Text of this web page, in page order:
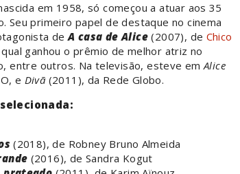
em 1958, só começou a atuar aos 35
Seu primeiro papel de destaque no cinema
deA casa de Alice (2007), de Chico
ganhou o prêmio de melhor atriz no
entre outros. Na televisão, esteve emAlice
e Divã (2011), da Rede Globo.
(2018), de Robney Bruno Almeida
(2016), de Sandra Kogut